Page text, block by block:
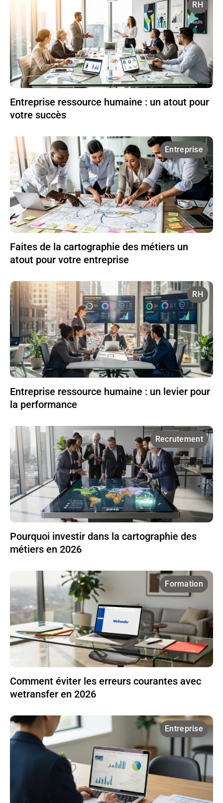
RH
Entreprise ressource humaine : un atout pour
votre succès
Entreprise
Faites de la cartographie des métiers un
atout pour votre entreprise
RH
Entreprise ressource humaine : un levier pour
la performance
Recrutement
Pourquoi investir dans la cartographie des
métiers en 2026
Formation
Comment éviter les erreurs courantes avec
wetransfer en 2026
Entreprise